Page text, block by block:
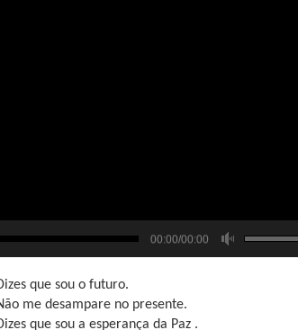
00:00/00:00
que sou o futuro.
me desampare no presente.
que sou a esperança da Paz .